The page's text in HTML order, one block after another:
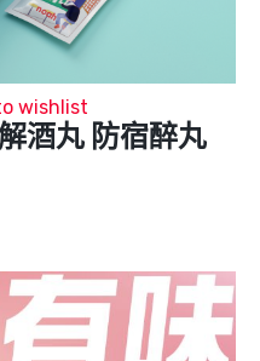
wishlist
酒丸 防宿醉丸